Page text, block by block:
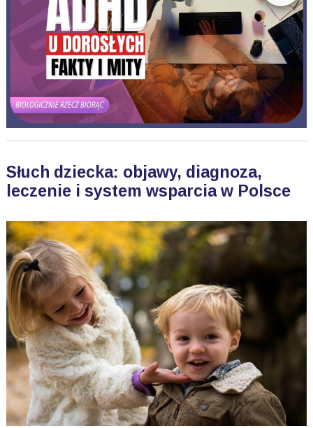
Słuch dziecka: objawy, diagnoza,
leczenie i system wsparcia w Polsce